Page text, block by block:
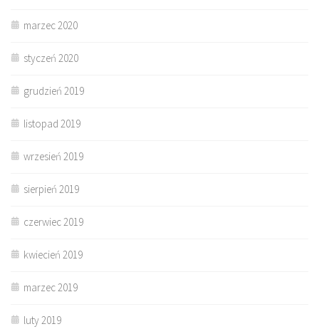
marzec 2020
styczeń 2020
grudzień 2019
listopad 2019
wrzesień 2019
sierpień 2019
czerwiec 2019
kwiecień 2019
marzec 2019
luty 2019